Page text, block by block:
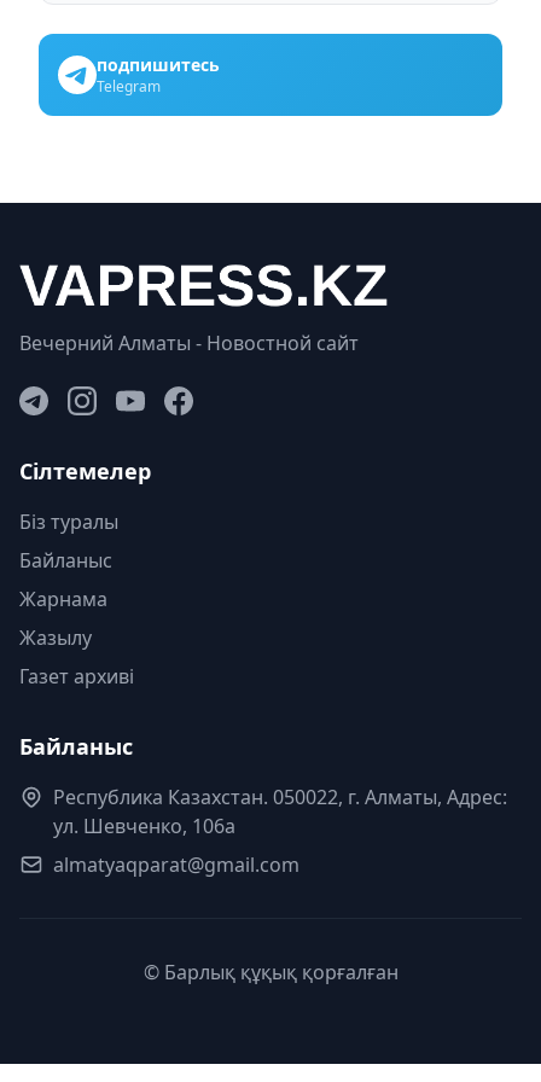
подпишитесь
Telegram
Вечерний Алматы - Новостной сайт
Сілтемелер
Біз туралы
Байланыс
Жарнама
Жазылу
Газет архиві
Байланыс
Республика Казахстан. 050022, г. Алматы, Адрес:
ул. Шевченко, 106а
almatyaqparat@gmail.com
© Барлық құқық қорғалған